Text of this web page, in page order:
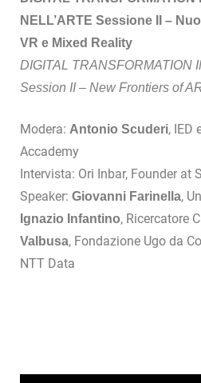
NELL’ARTE Sessione II –
VR e Mixed Reality
DIGITAL TRANSFORMATION
Session II – New Frontiers of
Modera: Antonio Scuderi, IED
Accademy
Intervista: Ori Inbar, Founder at
Speaker: Giovanni Farinella,
Ignazio Infantino, Ricercatore
Valbusa, Fondazione Ugo da
NTT Data